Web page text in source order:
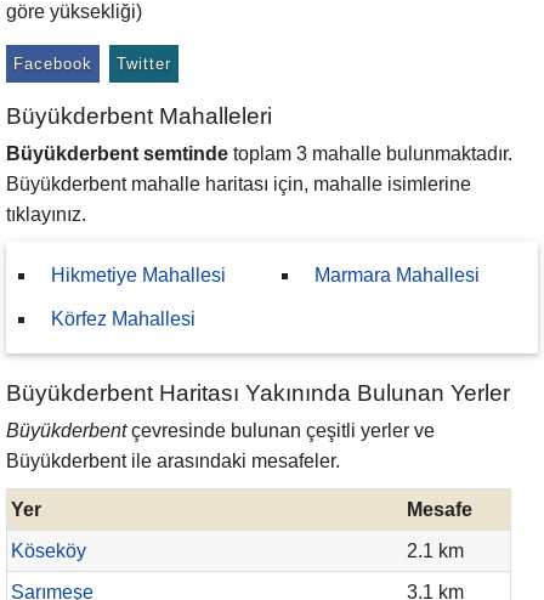
göre yüksekliği)
Facebook Twitter
Büyükderbent Mahalleleri
Büyükderbent semtinde toplam 3 mahalle bulunmaktadır.
Büyükderbent mahalle haritası için, mahalle isimlerine
tıklayınız.
Hikmetiye Mahallesi
Körfez Mahallesi
Marmara Mahallesi
Büyükderbent Haritası Yakınında Bulunan Yerler
Büyükderbentçevresinde bulunan çeşitli yerler ve
Büyükderbent ile arasındaki mesafeler.
Yer
Mesafe
Köseköy
2.1 km
Sarımeşe
3.1 km